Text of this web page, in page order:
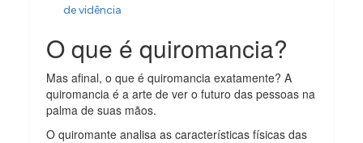
de vidência
O que é quiromancia?
Mas afinal, o que é quiromancia exatamente? A
quiromancia é a arte de ver o futuro das pessoas na
palma de suas mãos.
O quiromante analisa as características físicas das